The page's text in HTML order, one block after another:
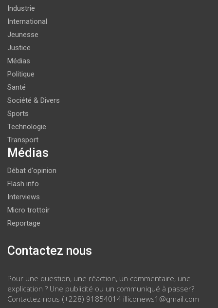
Industrie
International
Jeunesse
Justice
Médias
Politique
Santé
Société & Divers
Sports
Technologie
Transport
Médias
Débat d'opinion
Flash info
Interviews
Micro trottoir
Reportage
Contactez nous
Pour une question, une réaction, un commentaire, une
explication ? Une publicité ou un communiqué à passer?
Contactez-nous (+228) 91854014 illiconews1@gmail.com